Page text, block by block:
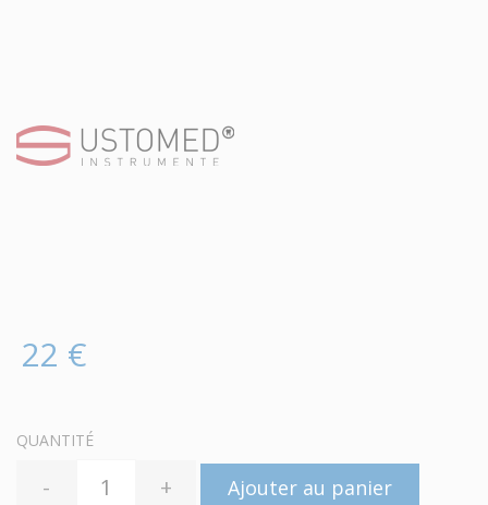
22 €
QUANTITÉ
- + Ajouter au panier